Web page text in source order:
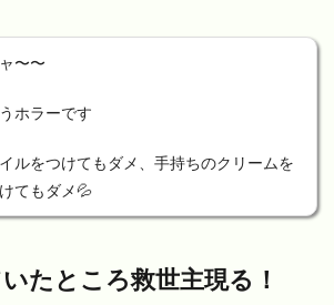
〜〜
ホラーです
ルをつけてもダメ、手持ちのクリームを
てもダメ💦
たところ救世主現る！